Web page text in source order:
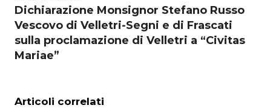
Dichiarazione Monsignor Stefano Russo
Vescovo di Velletri-Segni e di Frascati
sulla proclamazione di Velletri a “Civitas
Mariae”
Articoli correlati